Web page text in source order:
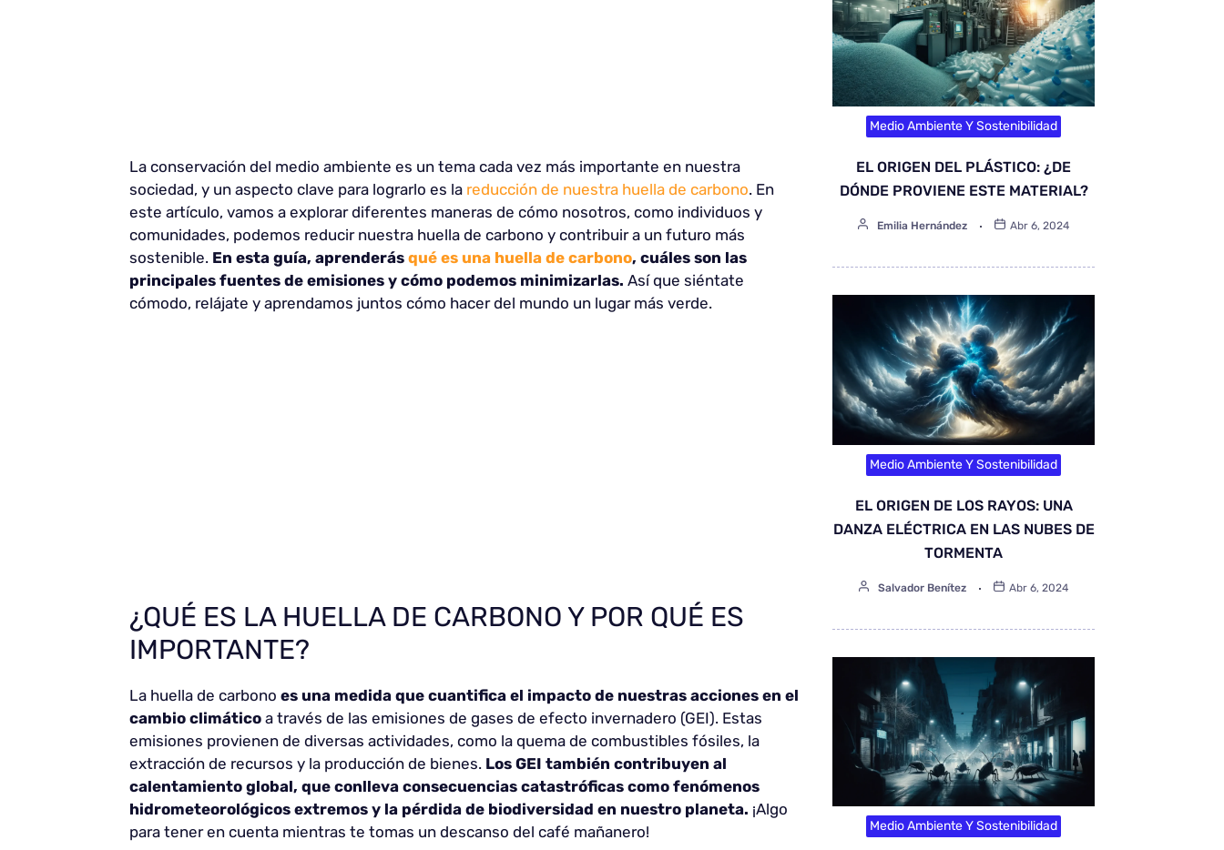
La conservación del medio ambiente es un tema cada vez más importante en nuestra
sociedad, y un aspecto clave para lograrlo es la reducción de nuestra huella de carbono. En
este artículo, vamos a explorar diferentes maneras de cómo nosotros, como individuos y
comunidades, podemos reducir nuestra huella de carbono y contribuir a un futuro más
sostenible. En esta guía, aprenderás qué es una huella de carbono, cuáles son las
principales fuentes de emisiones y cómo podemos minimizarlas. Así que siéntate
cómodo, relájate y aprendamos juntos cómo hacer del mundo un lugar más verde.
¿QUÉ ES LA HUELLA DE CARBONO Y POR QUÉ ES
IMPORTANTE?
La huella de carbono es una medida que cuantifica el impacto de nuestras acciones en el
cambio climático a través de las emisiones de gases de efecto invernadero (GEI). Estas
emisiones provienen de diversas actividades, como la quema de combustibles fósiles, la
extracción de recursos y la producción de bienes. Los GEI también contribuyen al
calentamiento global, que conlleva consecuencias catastróficas como fenómenos
hidrometeorológicos extremos y la pérdida de biodiversidad en nuestro planeta. ¡Algo
para tener en cuenta mientras te tomas un descanso del café mañanero!
Medio Ambiente Y Sostenibilidad
EL ORIGEN DEL PLÁSTICO: ¿DE
DÓNDE PROVIENE ESTE MATERIAL?
Emilia Hernández Abr 6, 2024
Medio Ambiente Y Sostenibilidad
EL ORIGEN DE LOS RAYOS: UNA
DANZA ELÉCTRICA EN LAS NUBES DE
TORMENTA
Salvador Benítez Abr 6, 2024
Medio Ambiente Y Sostenibilidad